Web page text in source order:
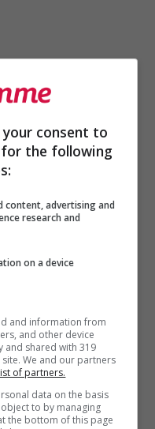
Potter
consent to
the following
content, advertising and
research and
on a device
and information from
and other device
and shared with 319
We and our partners
of partners.
data on the basis
to by managing
the bottom of this page